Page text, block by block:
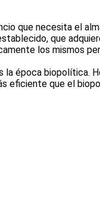
que necesita el
que
los mismos
la época
eficiente que el